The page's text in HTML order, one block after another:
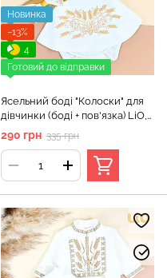
Новинка
−13%
4
Готовий до відправки
Ясельний боді "Колоски" для
дівчинки (боді + пов'язка) LiО,
290 грн 335 грн